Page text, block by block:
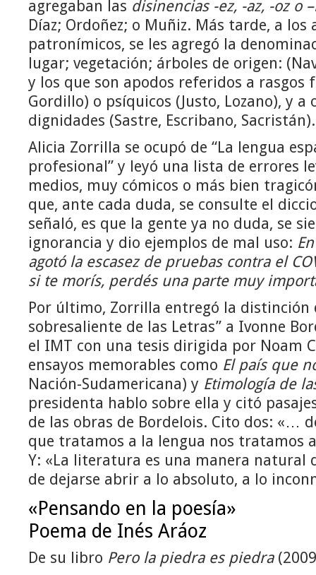
agregaban las disinencias -ez, -az, -oz o
Díaz; Ordoñez; o Muñiz. Más tarde, a los
patronímicos, se les agregó la
lugar; vegetación; árboles de origen:
y los que son apodos referidos a rasgos
Gordillo) o psíquicos (Justo, Lozano), y a
dignidades (Sastre, Escribano, Sacristán).
Alicia Zorrilla se ocupó de “La lengua
profesional” y leyó una lista de errores
medios, muy cómicos o más bien
que, ante cada duda, se consulte el
señaló, es que la gente ya no duda, se
ignorancia y dio ejemplos de mal uso:
agotó la escasez de pruebas contra el
si te morís, perdés una parte muy
Por último, Zorrilla entregó la distinción
sobresaliente de las Letras” a Ivonne
el IMT con una tesis dirigida por Noam
ensayos memorables como El país que
Nación-Sudamericana) y Etimología de
presidenta hablo sobre ella y citó
de las obras de Bordelois. Cito dos: «…
que tratamos a la lengua nos tratamos
Y: «La literatura es una manera natural
de dejarse abrir a lo absoluto, a lo
«Pensando en la poesía»
Poema de Inés Aráoz
De su libro Pero la piedra es piedra